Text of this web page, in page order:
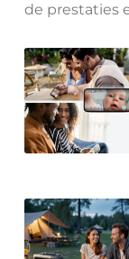
de prestaties